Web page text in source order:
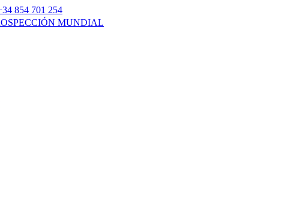
854 701 254
MUNDIAL